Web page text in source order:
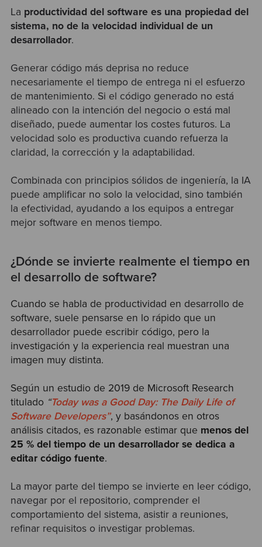
La productividad del software es una propiedad del
sistema, no de la velocidad individual de un
desarrollador.
Generar código más deprisa no reduce
necesariamente el tiempo de entrega ni el esfuerzo
de mantenimiento. Si el código generado no está
alineado con la intención del negocio o está mal
diseñado, puede aumentar los costes futuros. La
velocidad solo es productiva cuando refuerza la
claridad, la corrección y la adaptabilidad.
Combinada con principios sólidos de ingeniería, la IA
puede amplificar no solo la velocidad, sino también
la efectividad, ayudando a los equipos a entregar
mejor software en menos tiempo.
¿Dónde se invierte realmente el tiempo en
el desarrollo de software?
Cuando se habla de productividad en desarrollo de
software, suele pensarse en lo rápido que un
desarrollador puede escribir código, pero la
investigación y la experiencia real muestran una
imagen muy distinta.
Según un estudio de 2019 de Microsoft Research
titulado “Today was a Good Day: The Daily Life of
Software Developers”, y basándonos en otros
análisis citados, es razonable estimar que menos del
25 % del tiempo de un desarrollador se dedica a
editar código fuente.
La mayor parte del tiempo se invierte en leer código,
navegar por el repositorio, comprender el
comportamiento del sistema, asistir a reuniones,
refinar requisitos o investigar problemas.